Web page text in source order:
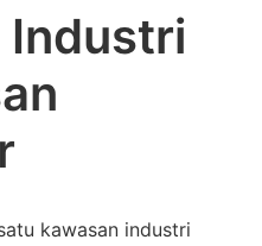
Industri
kawasan industri